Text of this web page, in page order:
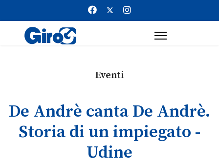
Eventi
De Andrè canta De Andrè.
Storia di un impiegato -
Udine